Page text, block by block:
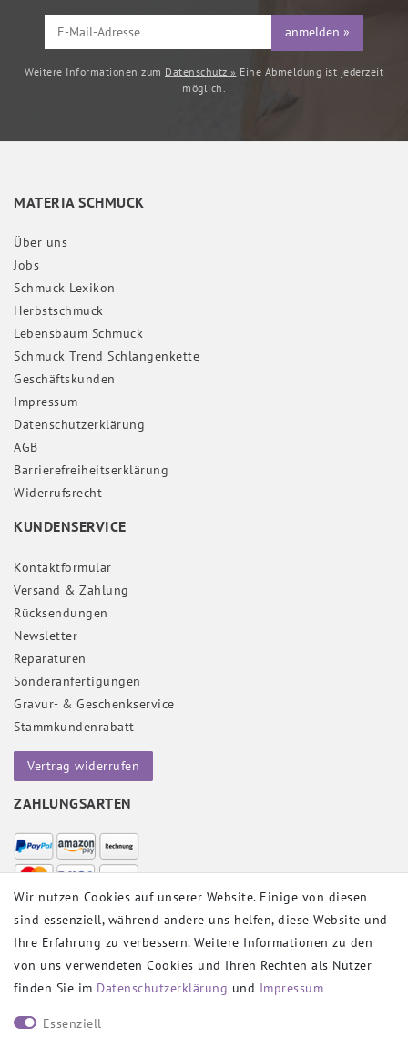
anmelden »
Weitere Informationen zum Datenschutz » Eine Abmeldung ist jederzeit
möglich.
MATERIA SCHMUCK
Über uns
Jobs
Schmuck Lexikon
Herbstschmuck
Lebensbaum Schmuck
Schmuck Trend Schlangenkette
Geschäftskunden
Impressum
Daten­schutz­erklärung
AGB
Barrierefreiheitserklärung
Widerrufs­recht
KUNDENSERVICE
Kontaktformular
Versand & Zahlung
Rücksendungen
Newsletter
Reparaturen
Sonderanfertigungen
Gravur- & Geschenkservice
Stammkundenrabatt
Vertrag widerrufen
ZAHLUNGSARTEN
VERSANDPARTNER
SOCIAL
Wir nutzen Cookies auf unserer Website. Einige von diesen
sind essenziell, während andere uns helfen, diese Website und
Ihre Erfahrung zu verbessern. Weitere Informationen zu den
von uns verwendeten Cookies und Ihren Rechten als Nutzer
finden Sie im Daten­schutz­erklärung und Impressum
Essenziell